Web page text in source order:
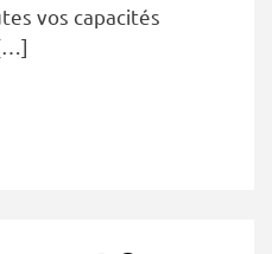
vos capacités